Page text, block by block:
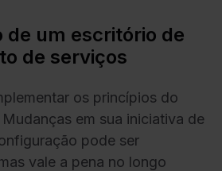
de um escritório de
de serviços
os princípios do
em sua iniciativa de
pode ser
vale a pena no longo